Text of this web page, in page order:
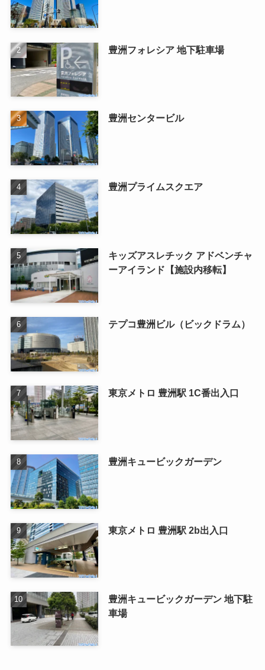
豊洲フォレシア 地下駐車場
豊洲センタービル
豊洲プライムスクエア
キッズアスレチック アドベンチャ
ーアイランド【施設内移転】
テプコ豊洲ビル（ビックドラム）
東京メトロ 豊洲駅 1C番出入口
豊洲キュービックガーデン
東京メトロ 豊洲駅 2b出入口
豊洲キュービックガーデン 地下駐
車場